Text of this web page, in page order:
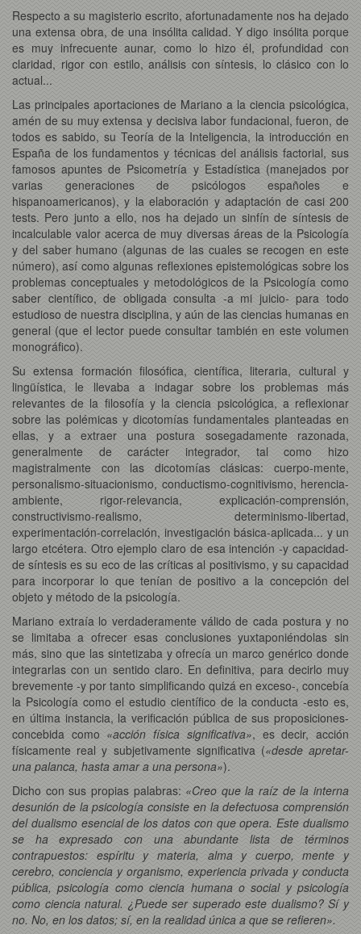
Respecto a su magisterio escrito, afortunadamente nos ha dejado
una extensa obra, de una insólita calidad. Y digo insólita porque
es muy infrecuente aunar, como lo hizo él, profundidad con
claridad, rigor con estilo, análisis con síntesis, lo clásico con lo
actual...
Las principales aportaciones de Mariano a la ciencia psicológica,
amén de su muy extensa y decisiva labor fundacional, fueron, de
todos es sabido, su Teoría de la Inteligencia, la introducción en
España de los fundamentos y técnicas del análisis factorial, sus
famosos apuntes de Psicometría y Estadística (manejados por
varias generaciones de psicólogos españoles e
hispanoamericanos), y la elaboración y adaptación de casi 200
tests. Pero junto a ello, nos ha dejado un sinfín de síntesis de
incalculable valor acerca de muy diversas áreas de la Psicología
y del saber humano (algunas de las cuales se recogen en este
número), así como algunas reflexiones epistemológicas sobre los
problemas conceptuales y metodológicos de la Psicología como
saber científico, de obligada consulta -a mi juicio- para todo
estudioso de nuestra disciplina, y aún de las ciencias humanas en
general (que el lector puede consultar también en este volumen
monográfico).
Su extensa formación filosófica, científica, literaria, cultural y
lingüística, le llevaba a indagar sobre los problemas más
relevantes de la filosofía y la ciencia psicológica, a reflexionar
sobre las polémicas y dicotomías fundamentales planteadas en
ellas, y a extraer una postura sosegadamente razonada,
generalmente de carácter integrador, tal como hizo
magistralmente con las dicotomías clásicas: cuerpo-mente,
personalismo-situacionismo, conductismo-cognitivismo, herencia-
ambiente, rigor-relevancia, explicación-comprensión,
constructivismo-realismo, determinismo-libertad,
experimentación-correlación, investigación básica-aplicada... y un
largo etcétera. Otro ejemplo claro de esa intención -y capacidad-
de síntesis es su eco de las críticas al positivismo, y su capacidad
para incorporar lo que tenían de positivo a la concepción del
objeto y método de la psicología.
Mariano extraía lo verdaderamente válido de cada postura y no
se limitaba a ofrecer esas conclusiones yuxtaponiéndolas sin
más, sino que las sintetizaba y ofrecía un marco genérico donde
integrarlas con un sentido claro. En definitiva, para decirlo muy
brevemente -y por tanto simplificando quizá en exceso-, concebía
la Psicología como el estudio científico de la conducta -esto es,
en última instancia, la verificación pública de sus proposiciones-
concebida como «acción física significativa», es decir, acción
físicamente real y subjetivamente significativa («desde apretar-
una palanca, hasta amar a una persona»).
Dicho con sus propias palabras: «Creo que la raíz de la interna
desunión de la psicología consiste en la defectuosa comprensión
del dualismo esencial de los datos con que opera. Este dualismo
se ha expresado con una abundante lista de términos
contrapuestos: espíritu y materia, alma y cuerpo, mente y
cerebro, conciencia y organismo, experiencia privada y conducta
pública, psicología como ciencia humana o social y psicología
como ciencia natural. ¿Puede ser superado este dualismo? Sí y
no. No, en los datos; sí, en la realidad única a que se refieren».